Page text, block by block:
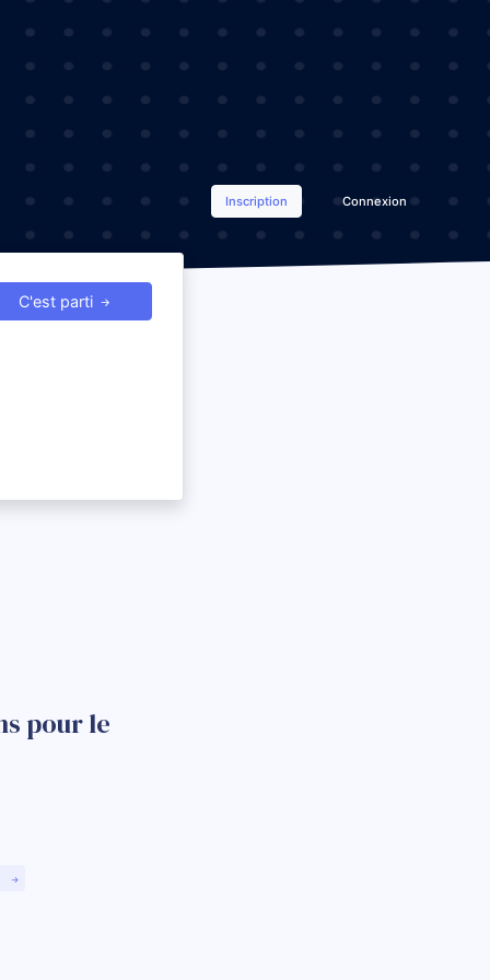
Inscription Connexion
C'est parti
pour le